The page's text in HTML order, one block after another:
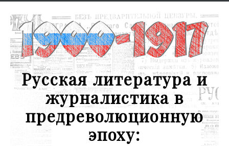
Русская литература и
журналистика в
предреволюционную
эпоху: